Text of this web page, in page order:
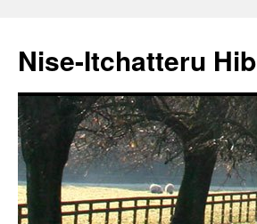
Nise-Itchatteru